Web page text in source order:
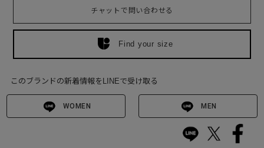
チャットで問い合わせる
Find your size
このブランドの新着情報をLINEで受け取る
WOMEN MEN